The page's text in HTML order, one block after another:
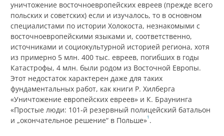
уничтожение восточноевропейских евреев (прежде всего
польских и советских) если и изучалось, то в основном
специалистами по истории Холокоста, незнакомыми с
восточноевропейскими языками и, соответственно,
источниками и социокультурной историей региона, хотя
из примерно 5 млн. 400 тыс. евреев, погибших в годы
Катастрофы, 4 млн. были родом из Восточной Европы.
Этот недостаток характерен даже для таких
фундаментальных работ, как книги Р. Хилберга
«Уничтожение европейских евреев» и К. Браунинга
«Простые люди: 101‑й резервный полицейский батальон
и „окончательное решение“ в Польше»1 .